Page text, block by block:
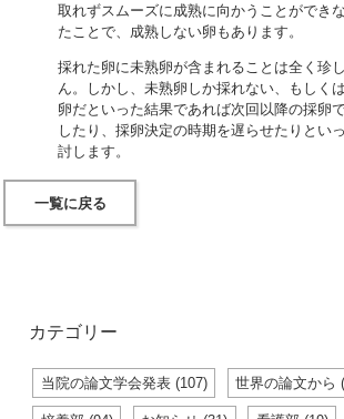
取れずスムーズに成熟に向かうことができ
たことで、成熟しない卵もあります。
採れた卵に未熟卵が含まれることは全く珍
ん。しかし、未熟卵しか採れない、もしく
卵だといった結果であれば次回以降の採卵
したり、採卵決定の時期を遅らせたりとい
討します。
一覧に戻る
カテゴリー
当院の論文学会発表 (107) 世界の論文から